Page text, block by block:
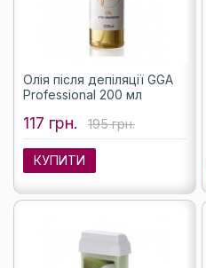
Олія після депіляції GGA
Professional 200 мл
117 грн. 195 грн.
КУПИТИ